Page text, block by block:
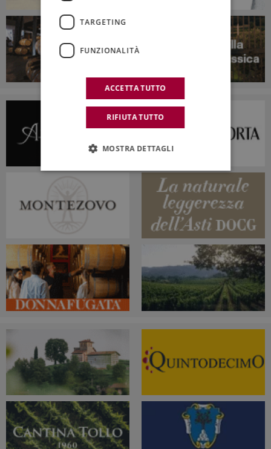
TARGETING
FUNZIONALITÀ
ACCETTA TUTTO
RIFIUTA TUTTO
MOSTRA DETTAGLI